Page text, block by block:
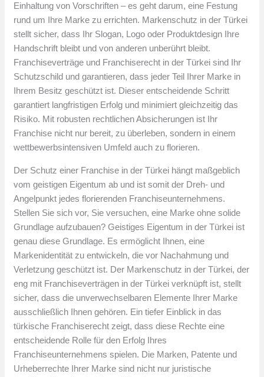
Einhaltung von Vorschriften – es geht darum, eine Festung
rund um Ihre Marke zu errichten. Markenschutz in der Türkei
stellt sicher, dass Ihr Slogan, Logo oder Produktdesign Ihre
Handschrift bleibt und von anderen unberührt bleibt.
Franchiseverträge und Franchiserecht in der Türkei sind Ihr
Schutzschild und garantieren, dass jeder Teil Ihrer Marke in
Ihrem Besitz geschützt ist. Dieser entscheidende Schritt
garantiert langfristigen Erfolg und minimiert gleichzeitig das
Risiko. Mit robusten rechtlichen Absicherungen ist Ihr
Franchise nicht nur bereit, zu überleben, sondern in einem
wettbewerbsintensiven Umfeld auch zu florieren.
Der Schutz einer Franchise in der Türkei hängt maßgeblich
vom geistigen Eigentum ab und ist somit der Dreh- und
Angelpunkt jedes florierenden Franchiseunternehmens.
Stellen Sie sich vor, Sie versuchen, eine Marke ohne solide
Grundlage aufzubauen? Geistiges Eigentum in der Türkei ist
genau diese Grundlage. Es ermöglicht Ihnen, eine
Markenidentität zu entwickeln, die vor Nachahmung und
Verletzung geschützt ist. Der Markenschutz in der Türkei, der
eng mit Franchiseverträgen in der Türkei verknüpft ist, stellt
sicher, dass die unverwechselbaren Elemente Ihrer Marke
ausschließlich Ihnen gehören. Ein tiefer Einblick in das
türkische Franchiserecht zeigt, dass diese Rechte eine
entscheidende Rolle für den Erfolg Ihres
Franchiseunternehmens spielen. Die Marken, Patente und
Urheberrechte Ihrer Marke sind nicht nur juristische